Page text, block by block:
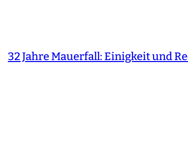
32 Jahre Mauerfall: Einigkeit und